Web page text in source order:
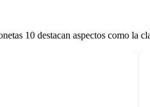
10 destacan aspectos como la